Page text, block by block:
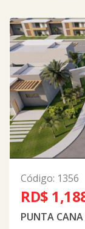
Código: 1356
RD$
PUNTA CANA